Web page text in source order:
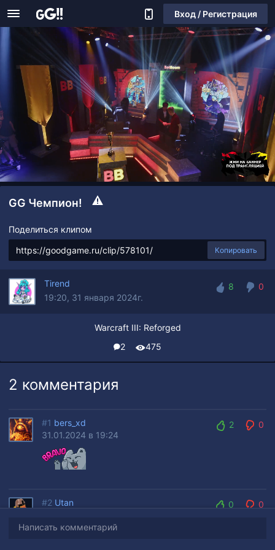
Вход / Регистрация
GG Чемпион!
Поделиться клипом
Копировать
Tirend
19:20, 31 января 2024г.
8
0
Warcraft III: Reforged
2
475
2 комментария
#1 bers_xd
31.01.2024 в 19:24
2
0
#2 Utan
0
0
А мы еще смеялись, что noname может победить в
Написать комментарий